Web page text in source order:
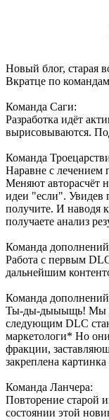
Новый блог, старая
Вкратце по
Команда Саги:
Разработка идёт
вырисовываются.
Команда
Наравне с лечением
Меняют авторасчёт
идеи "если". Увидев
получите. И наводя
получаете анализ
Команда
Работа с первым
дальнейшим
Команда
Ты-ды-дыыыщь! Мы
следующим DLC
маркетологи* Но
фракции,
закреплена
Команда Ланчера:
Повторение старой
состоянии этой